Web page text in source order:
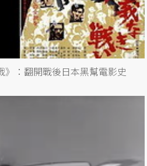
》：翻開戰後日本黑幫電影史